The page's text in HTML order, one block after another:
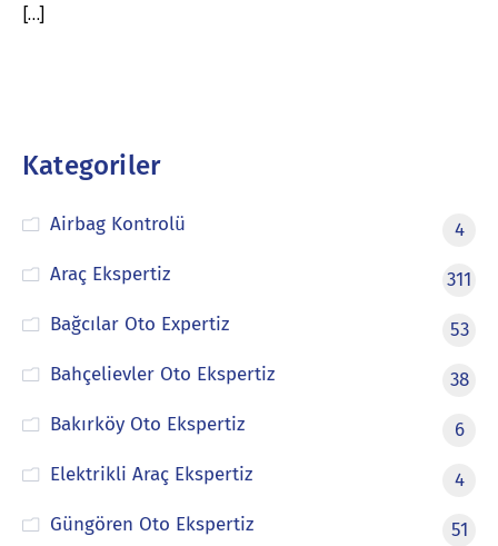
[…]
Kategoriler
Airbag Kontrolü
4
Araç Ekspertiz
311
Bağcılar Oto Expertiz
53
Bahçelievler Oto Ekspertiz
38
Bakırköy Oto Ekspertiz
6
Elektrikli Araç Ekspertiz
4
Güngören Oto Ekspertiz
51